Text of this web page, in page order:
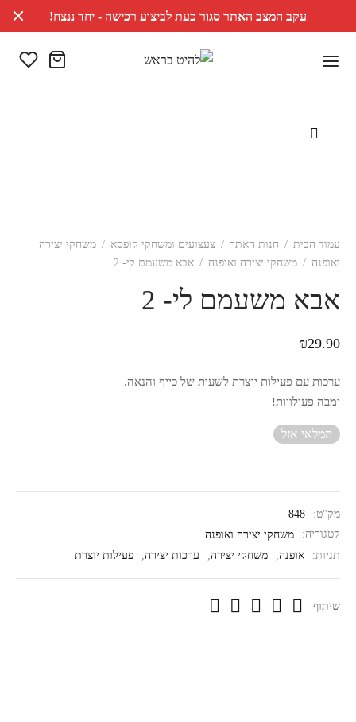
עקב המצב האתר סגור כעת לביצוע רכישה - יחד ננצח!
עמוד הבית / חנות האתר / צעצועים ומשחקי קופסא / משחקי יצירה
ואופנה / משחקי יצירה ואופנה / אבא משעמם לי- 2
אבא משעמם לי- 2
₪29.90
ערכות עם פעילות יוצרת לשעות של כייף והנאה.
ימבה פעילויות!
המלאי אזל
מק"ט:
848
קטגוריה:
משחקי יצירה ואופנה
תגיות:
אופנה, משחקי יצירה, ערכות יצירה, פעילות יוצרת
שיתוף